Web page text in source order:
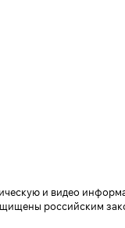
и видео
российским